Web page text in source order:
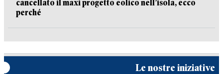
cancellato il maxi progetto eolico nell’isola, ecco
perché
Le nostre iniziative